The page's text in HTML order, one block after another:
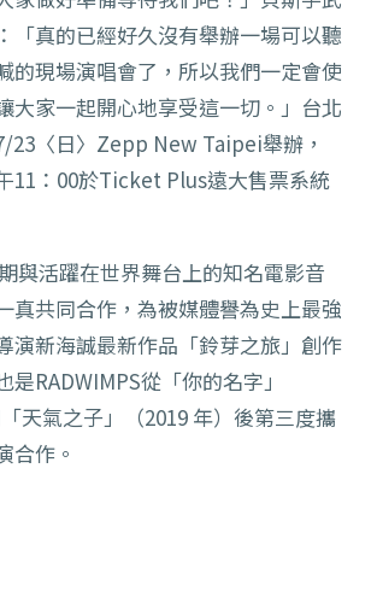
「真的已經好久沒有舉辦一場可以聽
的現場演唱會了，所以我們一定會使
大家一起開心地享受這一切。」台北
23〈日〉Zepp New Taipei舉辦，
11：00於Ticket Plus遠大售票系統
與活躍在世界舞台上的知名電影音
真共同合作，為被媒體譽為史上最強
演新海誠最新作品「鈴芽之旅」創作
是RADWIMPS從「你的名字」
天氣之子」（2019 年）後第三度攜
合作。